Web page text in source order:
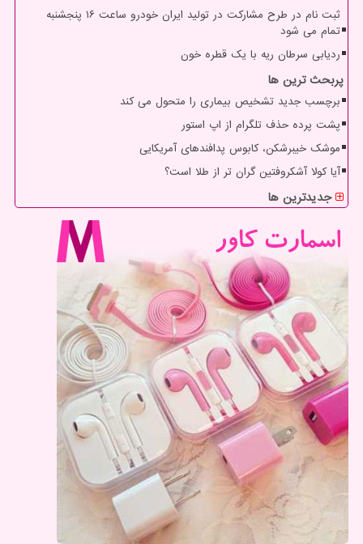
ثبت نام در طرح مشارکت در تولید ایران خودرو ساعت ۱۶ پنجشنبه
تمام می شود
ردیابی سرطان ریه با یک قطره خون
پربحث ترین ها
برچسب جدید تشخیص بیماری را متحول می کند
پشت پرده حذف تلگرام از اپ استور
موشک خیبرشکن، کابوس پدافندهای آمریکایی
آیا کولا آشکروفتین گران تر از طلا است؟
جدیدترین ها